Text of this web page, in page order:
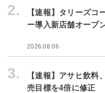
2.
【速報】タリーズコ
ー導入新店舗オープ
2026.08.06
3.
【速報】アサヒ飲
売目標を4倍に修正